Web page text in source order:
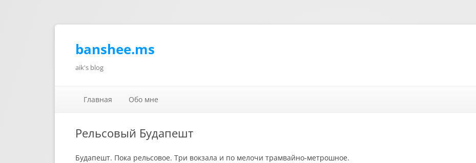
banshee.ms
aik's blog
Главная
Обо мне
Рельсовый Будапешт
Будапешт. Пока рельсовое. Три вокзала и по мелочи трамвайно-метрошное.